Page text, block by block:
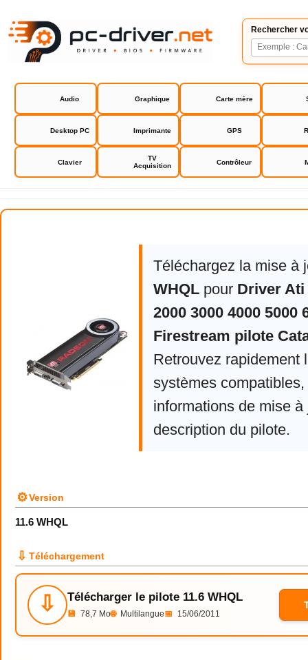
Rechercher
Audio Graphique Carte mère
Desktop PC Imprimante GPS
Clavier
TV
Acquisition
Contrôleur
Driver Ati Radeon HD 2000 3000
Téléchargez la mise à
WHQL pour Driver Ati
2000 3000 4000 5000
Firestream pilote
Retrouvez rapidement
systèmes compatibles,
informations de mise à
description du pilote.
⚙Version
11.6 WHQL
⇩ Téléchargement
⇩ Télécharger le pilote 11.6 WHQL
💾 78,7 Mo🌐 Multilangue📅 15/06/2011